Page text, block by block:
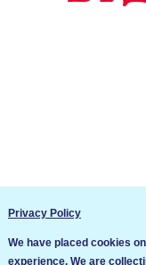
Privacy Policy
We have placed cookies
experience. We are